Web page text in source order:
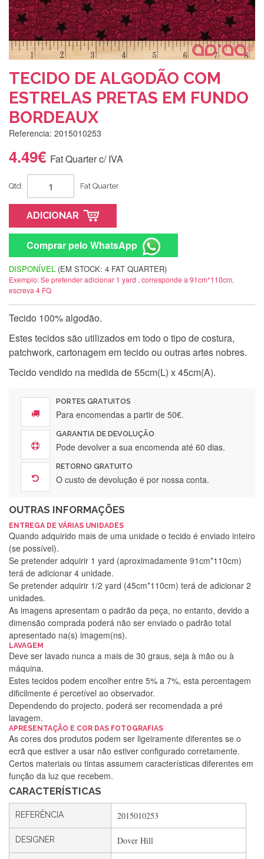
TECIDO DE ALGODÃO COM
ESTRELAS PRETAS EM FUNDO
BORDEAUX
Referencia: 2015010253
4.49€ Fat Quarter c/ IVA
Qtd: Fat Quarter
ADICIONAR
Comprar pelo WhatsApp
DISPONÍVEL (EM STOCK: 4 FAT QUARTER)
Exemplo: Se pretender adicionar 1 yard , corresponde a 91cm*110cm,
escreva 4 FQ
Tecido 100% algodão.
Estes tecidos são utilizados em todo o tipo de costura,
patchwork, cartonagem em tecido ou outras artes nobres.
Tecido vendido na medida de 55cm(L) x 45cm(A).
PORTES GRATUITOS
Para encomendas a partir de 50€.
GARANTIA DE DEVOLUÇÃO
Pode devolver a sua encomenda até 60 dias.
RETORNO GRATUITO
O custo de devolução é por nossa conta.
OUTRAS INFORMAÇÕES
ENTREGA DE VÁRIAS UNIDADES
Quando adquirido mais de uma unidade o tecido é enviado inteiro
(se possível).
Se pretender adquirir 1 yard (aproximadamente 91cm*110cm)
terá de adicionar 4 unidade.
Se pretender adquirir 1/2 yard (45cm*110cm) terá de adicionar 2
unidades.
As imagens apresentam o padrão da peça, no entanto, devido a
dimensão comprada poderá não ser enviado o padrão total
apresentado na(s) imagem(ns).
LAVAGEM
Deve ser lavado nunca a mais de 30 graus, seja à mão ou à
máquina.
Estes tecidos podem encolher entre 5% a 7%, esta percentagem
dificilmente é percetível ao observador.
Dependendo do projecto, poderá ser recomendada a pré
lavagem.
APRESENTAÇÃO E COR DAS FOTOGRAFIAS
As cores dos produtos podem ser ligeiramente diferentes se o
ecrã que estiver a usar não estiver configurado corretamente.
Certos materiais ou tintas assumem características diferentes em
função da luz que recebem.
CARACTERÍSTICAS
REFERÊNCIA 2015010253
DESIGNER Dover Hill
Silvia Lopes
Encomenda direitinha. Rapidez e segurança. Volto a
encomendar.
Silvia André
Gostei ,Serviço bastante rápido. recomendo